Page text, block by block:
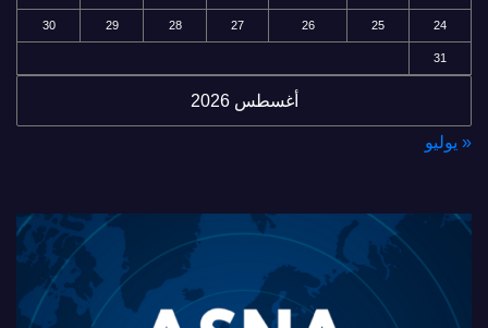
أغسطس 2026
24
25
26
27
28
29
30
31
« يوليو